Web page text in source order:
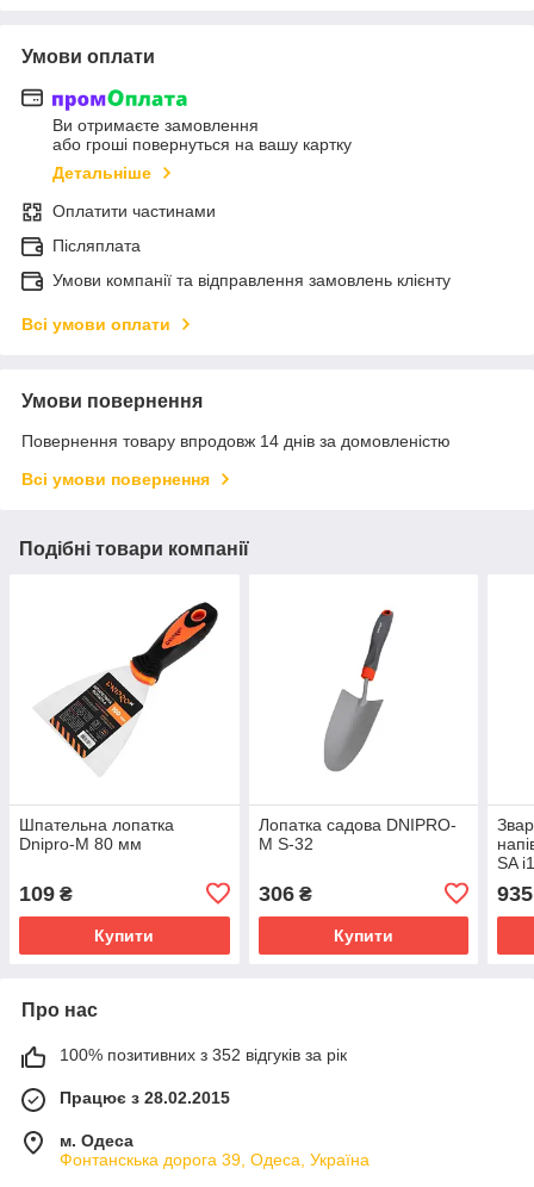
Умови оплати
Ви отримаєте замовлення
або гроші повернуться на вашу картку
Детальніше
Оплатити частинами
Післяплата
Умови компанії та відправлення замовлень клієнту
Всі умови оплати
Умови повернення
Повернення товару впродовж 14 днів за домовленістю
Всі умови повернення
Подібні товари компанії
Шпательна лопатка
Dnipro-M 80 мм
109 ₴
Купити
Лопатка садова DNIPRO-
M S-32
306₴
Купити
SA
935
Про нас
100% позитивних з 352 відгуків за рік
Працює з 28.02.2015
м. Одеса
Фонтанскька дорога 39, Одеса, Україна